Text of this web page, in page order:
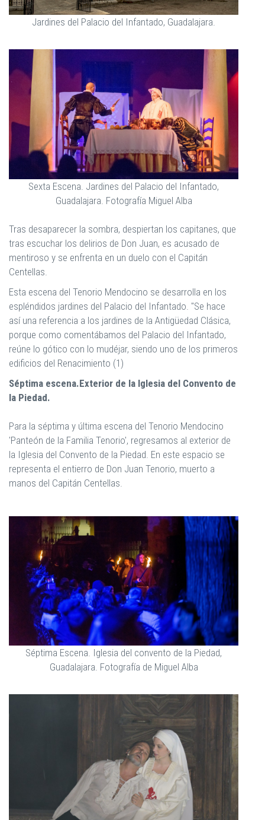
Jardines del Palacio del Infantado, Guadalajara.
Sexta Escena. Jardines del Palacio del Infantado,
Guadalajara. Fotografía Miguel Alba
Tras desaparecer la sombra, despiertan los capitanes, que
tras escuchar los delirios de Don Juan, es acusado de
mentiroso y se enfrenta en un duelo con el Capitán
Centellas.
Esta escena del Tenorio Mendocino se desarrolla en los
espléndidos jardines del Palacio del Infantado. "Se hace
así una referencia a los jardines de la Antigüedad Clásica,
porque como comentábamos del Palacio del Infantado,
reúne lo gótico con lo mudéjar, siendo uno de los primeros
edificios del Renacimiento (1)
Séptima escena.Exterior de la Iglesia del Convento de
la Piedad.
Para la séptima y última escena del Tenorio Mendocino
'Panteón de la Familia Tenorio', regresamos al exterior de
la Iglesia del Convento de la Piedad. En este espacio se
representa el entierro de Don Juan Tenorio, muerto a
manos del Capitán Centellas.
Séptima Escena. Iglesia del convento de la Piedad,
Guadalajara. Fotografía de Miguel Alba